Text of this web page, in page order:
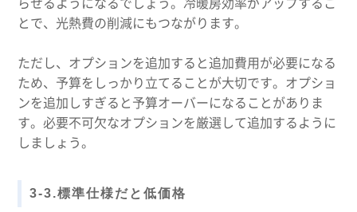
とで、光熱費の削減にもつながります。
ただし、オプションを追加すると追加費用が必要になる
ため、予算をしっかり立てることが大切です。オプショ
ンを追加しすぎると予算オーバーになることがありま
す。必要不可欠なオプションを厳選して追加するように
しましょう。
3-3.標準仕様だと低価格